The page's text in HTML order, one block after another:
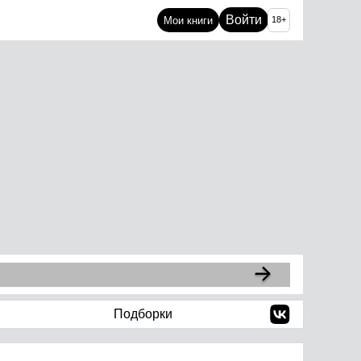
Мои книги Войти 18+
Подборки